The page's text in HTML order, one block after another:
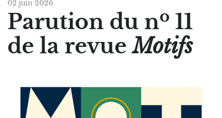
02 juin 2026
Parution du no 11
de la revueMotifs